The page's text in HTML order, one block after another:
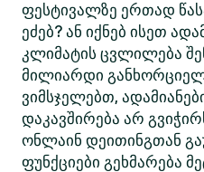
ფესტივალზე ერთად
ეძებ? ან იქნებ ისეთ
კლიმატის ცვლილება
მილიარდი
ვიმსჯელებთ,
დაკავშირება არ
ონლაინ დეითინგთან
ფუნქციები გეხმარება